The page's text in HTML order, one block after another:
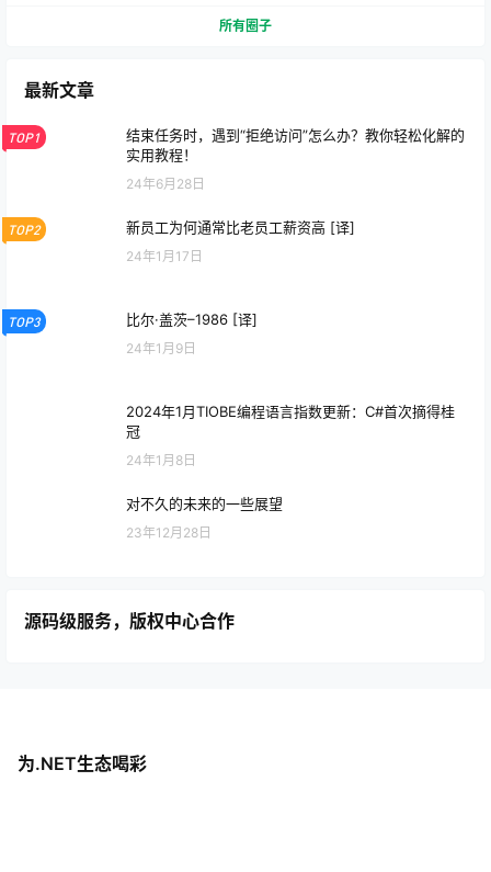
所有圈子
最新文章
TOP1
结束任务时，遇到“拒绝访问”怎么办？教你轻松化解的
实用教程！
24年6月28日
TOP2 新员工为何通常比老员工薪资高 [译]
24年1月17日
TOP3 比尔·盖茨–1986 [译]
24年1月9日
2024年1月TIOBE编程语言指数更新：C#首次摘得桂
冠
24年1月8日
对不久的未来的一些展望
23年12月28日
源码级服务，版权中心合作
为.NET生态喝彩